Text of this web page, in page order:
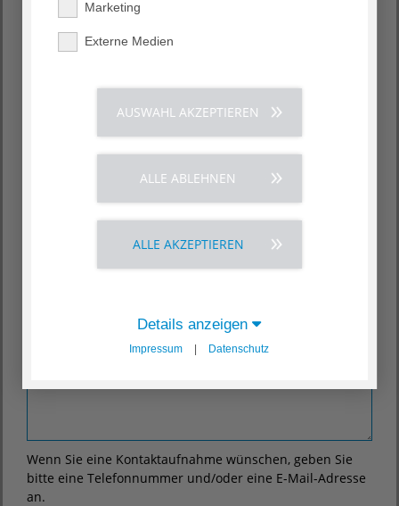
Straße
Wenn Sie eine Kontaktaufnahme wünschen, geben Sie
bitte eine Telefonnummer und/oder eine E-Mail-Adresse
an.
Marketing
Externe Medien
AUSWAHL AKZEPTIEREN
ALLE ABLEHNEN
ALLE AKZEPTIEREN
Details anzeigen
Impressum | Datenschutz